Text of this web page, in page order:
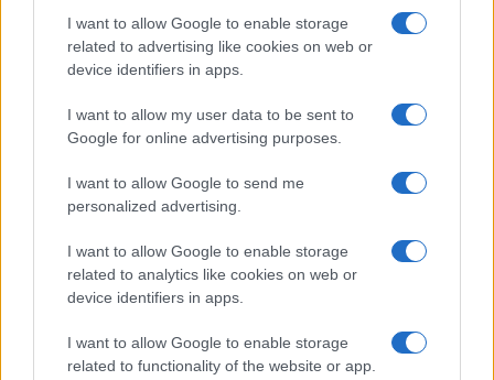
I want to allow Google to enable storage
related to advertising like cookies on web or
device identifiers in apps.
I want to allow my user data to be sent to
Google for online advertising purposes.
I want to allow Google to send me
personalized advertising.
I want to allow Google to enable storage
related to analytics like cookies on web or
device identifiers in apps.
I want to allow Google to enable storage
related to functionality of the website or app.
ARTICOLI CORRELATI
ANGUILLARA SABAZIA ‘San Martino Castagne e Vino’